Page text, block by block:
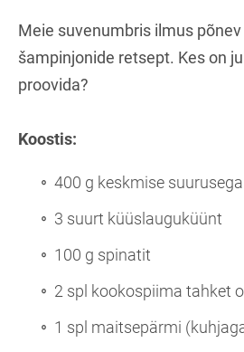
Meie suvenumbris ilmus
šampinjonide retsept. Kes on
proovida?
Koostis:
400 g keskmise
3 suurt küüslauguküünt
100 g spinatit
2 spl kookospiima tahket
1 spl maitsepärmi